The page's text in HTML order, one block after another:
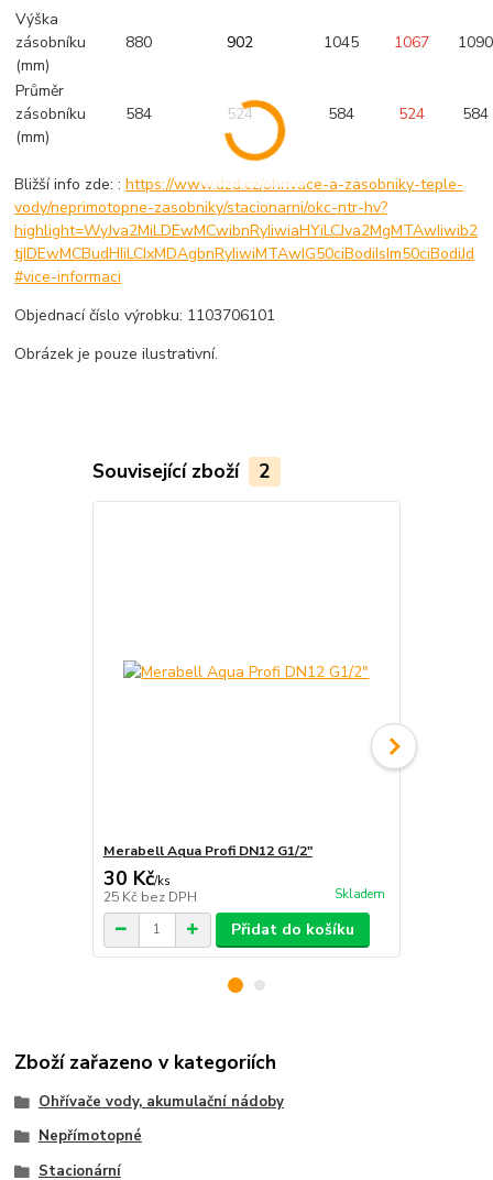
Výška
zásobníku
(mm)
880 902 1045 1067 1090
Průměr
zásobníku
(mm)
584 524 584 524 584
Bližší info zde: :https://www.dzd.cz/ohrivace-a-zasobniky-teple-
vody/neprimotopne-zasobniky/stacionarni/okc-ntr-hv?
highlight=WyJva2MiLDEwMCwibnRyIiwiaHYiLCJva2MgMTAwIiwib2
tjIDEwMCBudHIiLCIxMDAgbnRyIiwiMTAwIG50ciBodiIsIm50ciBodiJd
#vice-informaci
Objednací číslo výrobku: 1103706101
Obrázek je pouze ilustrativní.
Související zboží 2
Merabell Aqua Profi DN12 G1/2"
30 Kč/ks
25 Kč bez DPH Skladem
Přidat do košíku
Zboží zařazeno v kategoriích
Ohřívače vody, akumulační nádoby
Nepřímotopné
Stacionární